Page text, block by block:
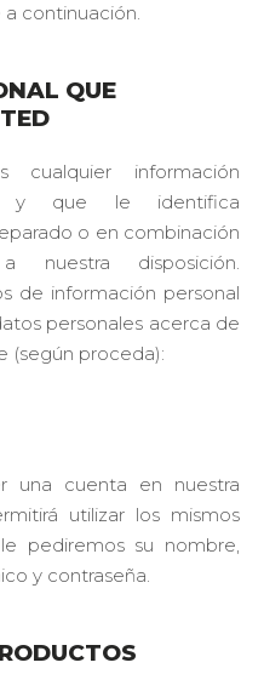
continuación.
QUE
cualquier información
y que le identifica
o en combinación
nuestra disposición.
de información personal
personales acerca de
(según proceda):
una cuenta en nuestra
utilizar los mismos
pediremos su nombre,
y contraseña.